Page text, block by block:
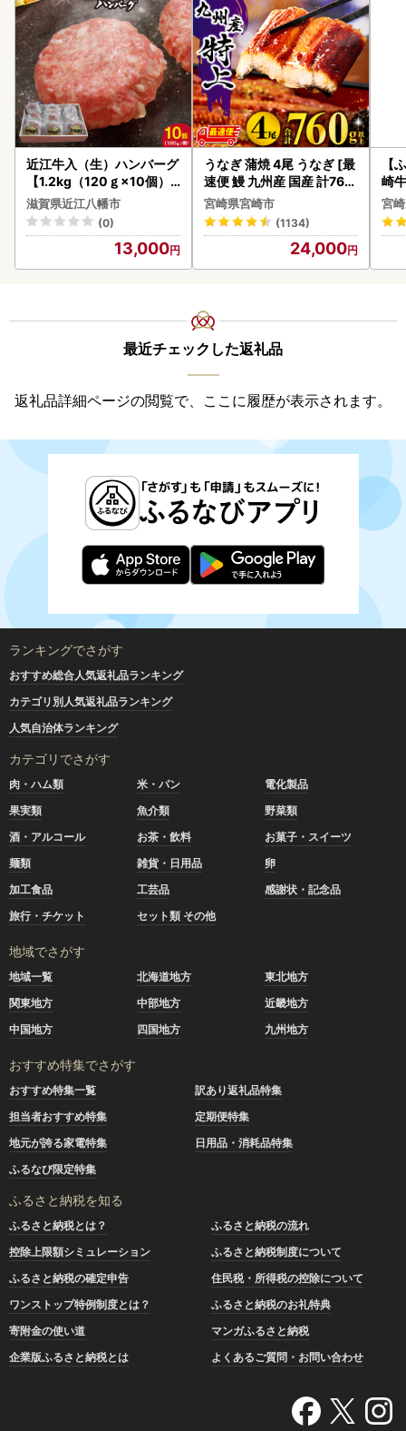
近江牛入（生）ハンバーグ
【1.2kg（120ｇ×10個）
】【AG09W】
滋賀県近江八幡市
(0)
13,000
うなぎ 蒲焼 4尾 うなぎ [最
速便 鰻 九州産 国産 計760
g以上]
宮崎県宮崎市
(1134)
24,000
【
崎
-VO
宮
最近チェックした返礼品
返礼品詳細ページの閲覧で、ここに履歴が表示されます。
ランキングでさがす
おすすめ総合人気返礼品ランキング
カテゴリ別人気返礼品ランキング
人気自治体ランキング
カテゴリでさがす
肉・ハム類 米・パン
電化製品
果実類
魚介類
野菜類
酒・アルコール
お茶・飲料
お菓子・スイーツ
麺類
雑貨・日用品
卵
加工食品
工芸品
感謝状・記念品
旅行・チケット
セット類 その他
地域でさがす
地域一覧 北海道地方
東北地方
関東地方
中部地方
近畿地方
中国地方
四国地方 九州地方
おすすめ特集でさがす
おすすめ特集一覧
訳あり返礼品特集
担当者おすすめ特集
定期便特集
地元が誇る家電特集
日用品・消耗品特集
ふるなび限定特集
ふるさと納税を知る
ふるさと納税とは？
ふるさと納税の流れ
控除上限額シミュレーション
ふるさと納税制度について
ふるさと納税の確定申告
住民税・所得税の控除について
ワンストップ特例制度とは？
ふるさと納税のお礼特典
寄附金の使い道
マンガふるさと納税
企業版ふるさと納税とは
よくあるご質問・お問い合わせ